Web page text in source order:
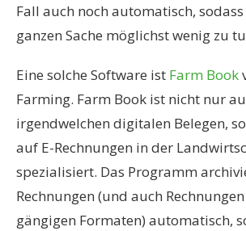
Fall auch noch automatisch,
ganzen Sache möglichst wenig zu
Eine solche Software ist Farm Book
Farming. Farm Book ist nicht nur
irgendwelchen digitalen Belegen,
auf E-Rechnungen in der
spezialisiert. Das Programm
Rechnungen (und auch
gängigen Formaten) automatisch,